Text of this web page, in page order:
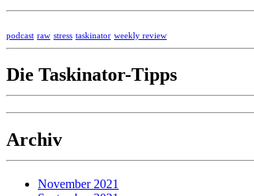
podcast raw stress taskinator weekly review
Die Taskinator-Tipps
Archiv
November 2021